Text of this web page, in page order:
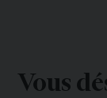
Vous